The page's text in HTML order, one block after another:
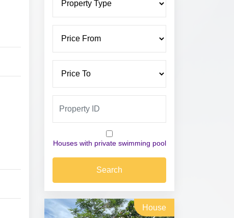
Houses with private swimming pool
Search
House